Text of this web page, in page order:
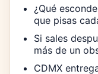
¿Qué
que pisas
Si sales
más de un
CDMX